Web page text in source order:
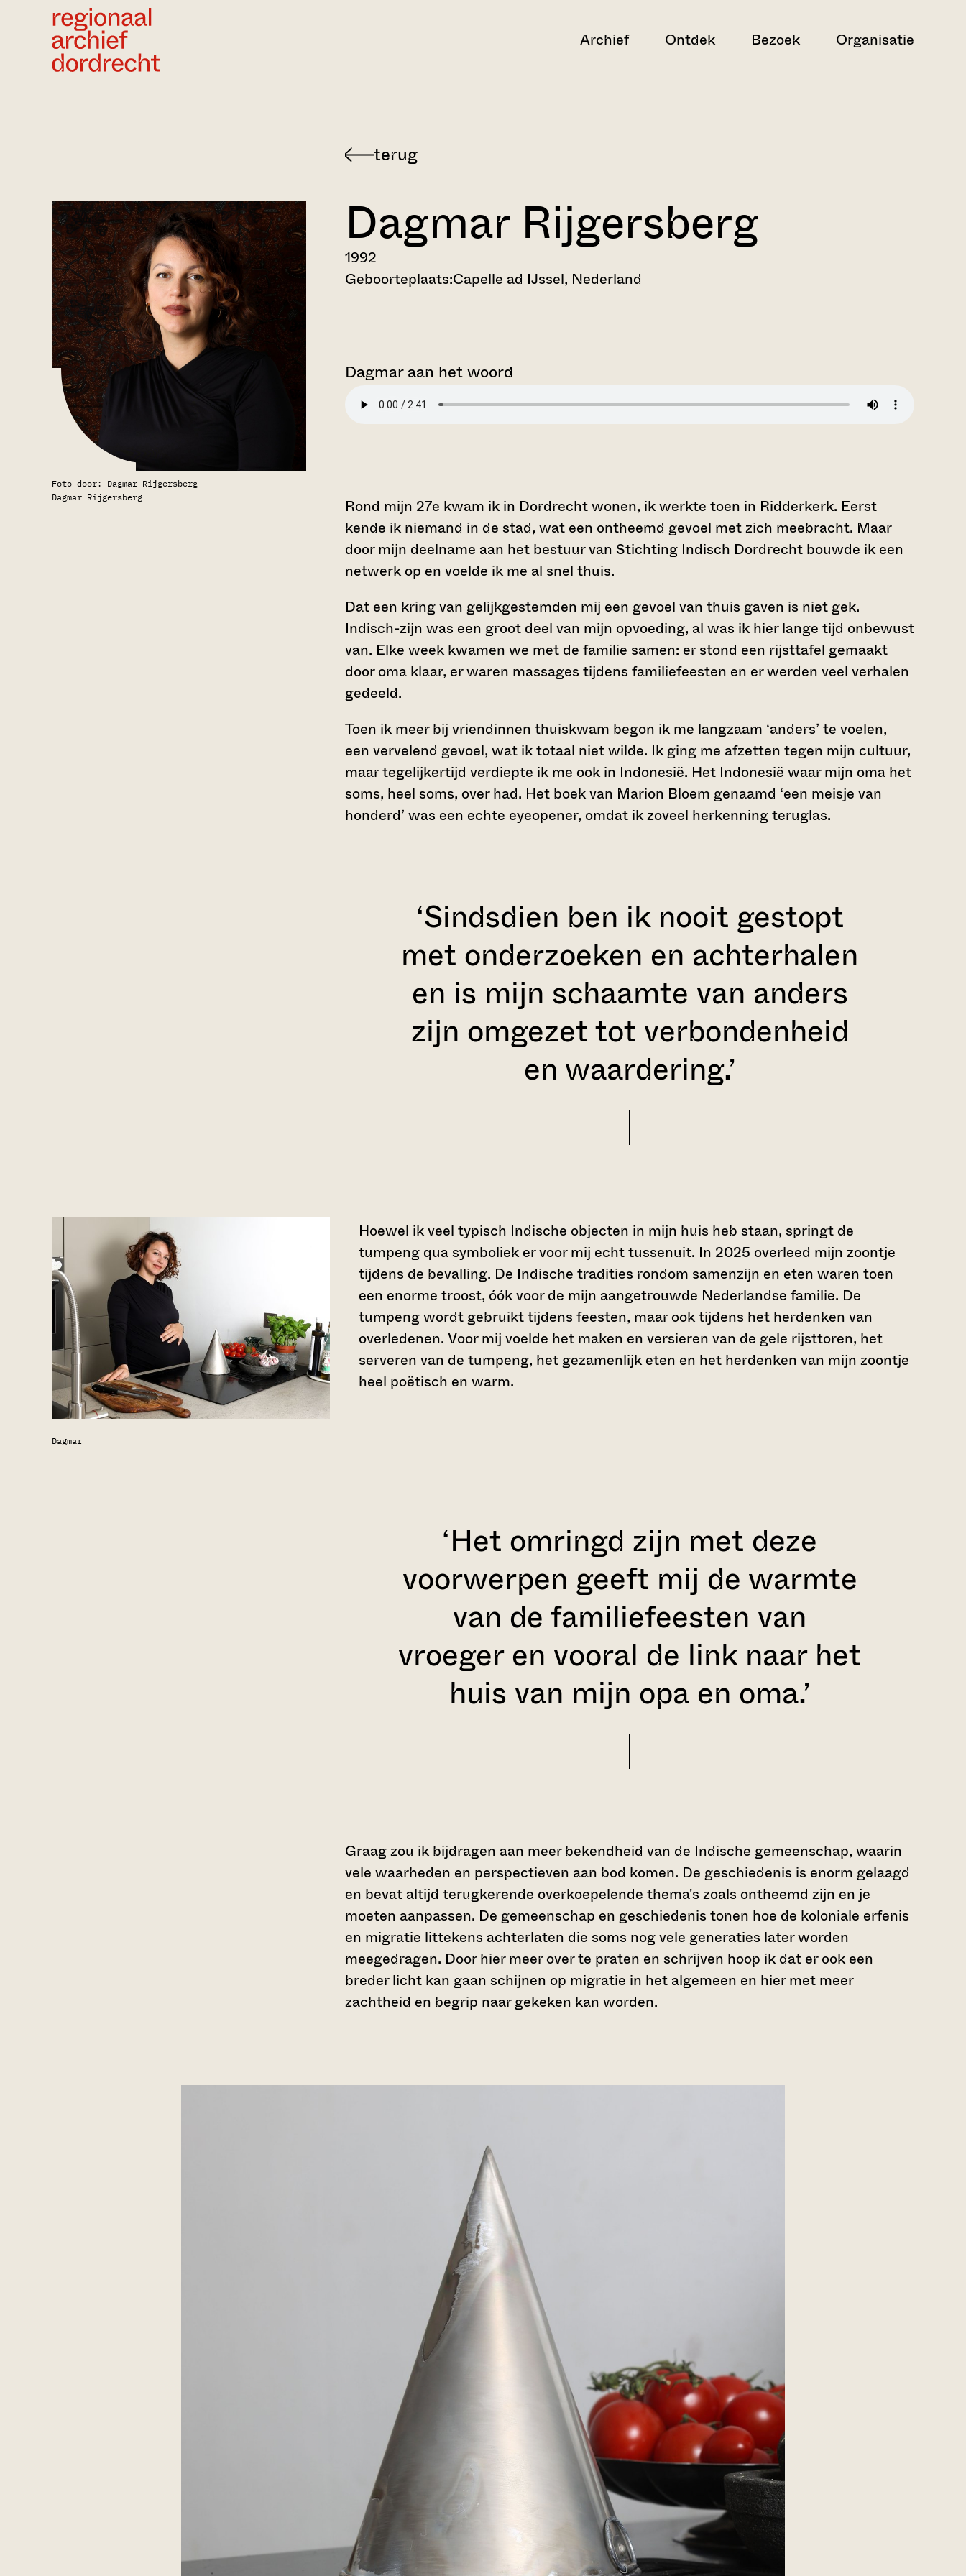
Archief Ontdek Bezoek Organisatie
Terug
Dordts
Indisch
verhalenarchief
Dagmar Rijgersberg
1992
Geboorteplaats:Capelle ad IJssel, Nederland
Foto door: Dagmar Rijgersberg
Dagmar Rijgersberg
Dagmar aan het woord
Rond mijn 27e kwam ik in Dordrecht wonen, ik werkte toen in Ridderkerk. Eerst
kende ik niemand in de stad, wat een ontheemd gevoel met zich meebracht. Maar
door mijn deelname aan het bestuur van Stichting Indisch Dordrecht bouwde ik een
netwerk op en voelde ik me al snel thuis.
Dat een kring van gelijkgestemden mij een gevoel van thuis gaven is niet gek.
Indisch-zijn was een groot deel van mijn opvoeding, al was ik hier lange tijd onbewust
van. Elke week kwamen we met de familie samen: er stond een rijsttafel gemaakt
door oma klaar, er waren massages tijdens familiefeesten en er werden veel verhalen
gedeeld.
Toen ik meer bij vriendinnen thuiskwam begon ik me langzaam ‘anders’ te voelen,
een vervelend gevoel, wat ik totaal niet wilde. Ik ging me afzetten tegen mijn cultuur,
maar tegelijkertijd verdiepte ik me ook in Indonesië. Het Indonesië waar mijn oma het
soms, heel soms, over had. Het boek van Marion Bloem genaamd ‘een meisje van
honderd’ was een echte eyeopener, omdat ik zoveel herkenning teruglas.
‘Sindsdien ben ik nooit gestopt
met onderzoeken en achterhalen
en is mijn schaamte van anders
zijn omgezet tot verbondenheid
en waardering.’
Hoewel ik veel typisch Indische objecten in mijn huis heb staan, springt de
tumpeng qua symboliek er voor mij echt tussenuit. In 2025 overleed mijn zoontje
tijdens de bevalling. De Indische tradities rondom samenzijn en eten waren toen
een enorme troost, óók voor de mijn aangetrouwde Nederlandse familie. De
tumpeng wordt gebruikt tijdens feesten, maar ook tijdens het herdenken van
overledenen. Voor mij voelde het maken en versieren van de gele rijsttoren, het
serveren van de tumpeng, het gezamenlijk eten en het herdenken van mijn zoontje
heel poëtisch en warm.
Dagmar
‘Het omringd zijn met deze
voorwerpen geeft mij de warmte
van de familiefeesten van
vroeger en vooral de link naar het
huis van mijn opa en oma.’
Graag zou ik bijdragen aan meer bekendheid van de Indische gemeenschap, waarin
vele waarheden en perspectieven aan bod komen. De geschiedenis is enorm gelaagd
en bevat altijd terugkerende overkoepelende thema's zoals ontheemd zijn en je
moeten aanpassen. De gemeenschap en geschiedenis tonen hoe de koloniale erfenis
en migratie littekens achterlaten die soms nog vele generaties later worden
meegedragen. Door hier meer over te praten en schrijven hoop ik dat er ook een
breder licht kan gaan schijnen op migratie in het algemeen en hier met meer
zachtheid en begrip naar gekeken kan worden.